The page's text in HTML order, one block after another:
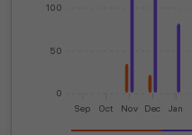
0
50
100
Sep Oct Nov Dec Jan